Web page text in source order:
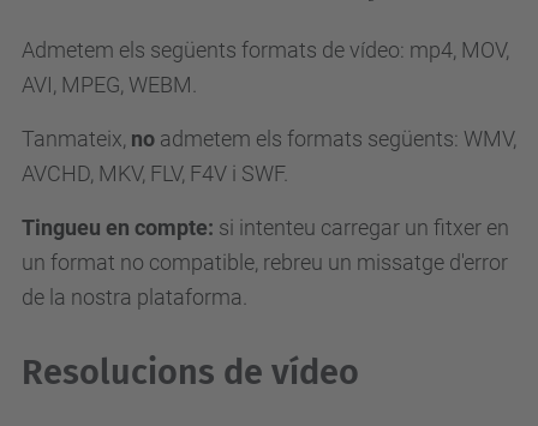
Admetem els següents formats de vídeo: mp4, MOV,
AVI, MPEG, WEBM.
Tanmateix, no admetem els formats següents: WMV,
AVCHD, MKV, FLV, F4V i SWF.
Tingueu en compte: si intenteu carregar un fitxer en
un format no compatible, rebreu un missatge d'error
de la nostra plataforma.
Resolucions de vídeo